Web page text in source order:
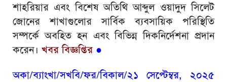
শাহরিয়ার এবং বিশেষ অতিথি আব্দুল ওয়াদুদ সিলেট
জোনের শাখাগুলোর সার্বিক ব্যবসায়িক পরিস্থিতি
সম্পর্কে অবহিত হন এবং বিভিন্ন দিকনির্দেশনা প্রদান
করেন। খবর বিজ্ঞপ্তির●
অকা/ব্যাংখা/সখবি/ফর/বিকাল/২১ সেপ্টেম্বর, ২০২৫